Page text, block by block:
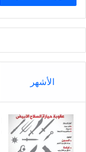
الأشهر